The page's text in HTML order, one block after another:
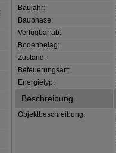
Baujahr:
Bauphase:
Verfügbar ab:
Bodenbelag:
Zustand:
Befeuerungsart:
Energietyp:
Beschreibung
Objektbeschreibung: